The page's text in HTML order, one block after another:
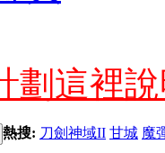
劃 這裡
熱搜: 刀劍神域II 甘城 魔